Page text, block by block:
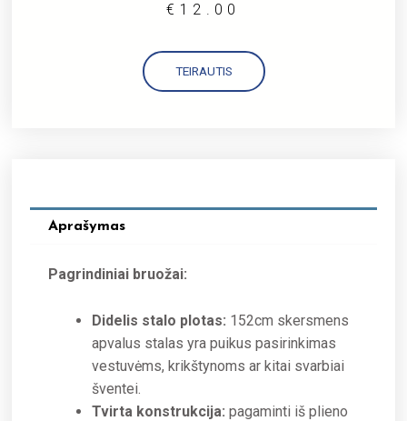
€ 12.00
TEIRAUTIS
Aprašymas
Pagrindiniai bruožai:
Didelis stalo plotas: 152cm skersmens
apvalus stalas yra puikus pasirinkimas
vestuvėms, krikštynoms ar kitai svarbiai
šventei.
Tvirta konstrukcija: pagaminti iš plieno